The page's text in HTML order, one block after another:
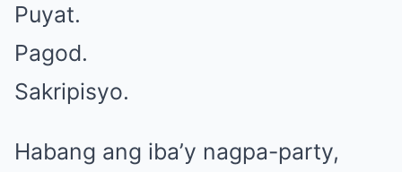
Puyat.
Pagod.
Sakripisyo.
Habang ang iba’y nagpa-party,